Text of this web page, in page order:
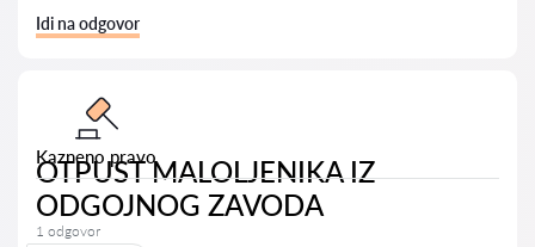
Idi na odgovor
Kazneno pravo
OTPUST MALOLJENIKA IZ
ODGOJNOG ZAVODA
1 odgovor